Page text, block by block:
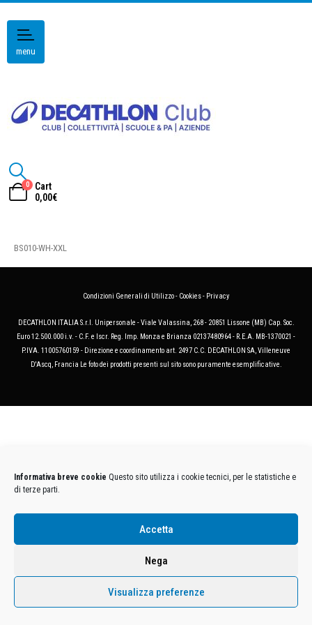
Informativa breve cookie Questo sito utilizza i cookie tecnici, per le statistiche e
di terze parti.
Accetta
Nega
Visualizza preferenze
menu
0
Cart
0,00€
BS010-WH-XXL
Condizioni Generali di Utilizzo- Cookies- Privacy
DECATHLON ITALIA S.r.l. Unipersonale - Viale Valassina, 268 - 20851 Lissone (MB) Cap. Soc.
Euro 12.500.000 i.v. - C.F. e Iscr. Reg. Imp. Monza e Brianza 02137480964 - R.E.A. MB-1370021 -
P.IVA. 11005760159 - Direzione e coordinamento art. 2497 C.C. DECATHLON SA, Villeneuve
D'Ascq, Francia Le foto dei prodotti presenti sul sito sono puramente esemplificative.